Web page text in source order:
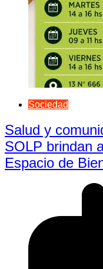
Sociedad
Salud y
SOLP brindan
Espacio de